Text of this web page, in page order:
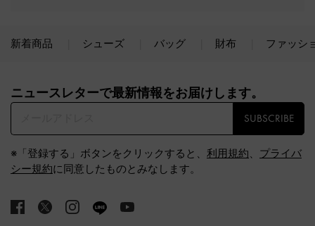
新着商品 シューズ バッグ 財布 ファッシ
ニュースレターで最新情報をお届けします。​
SUBSCRIBE
※「登録する」ボタンをクリックすると、 利用規約、 プライバ
シー規約に同意したものとみなします。